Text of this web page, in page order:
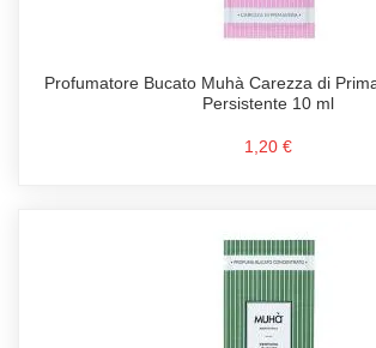
Profumatore Bucato Muhà Carezza di
Persistente 10 ml
1,20 €